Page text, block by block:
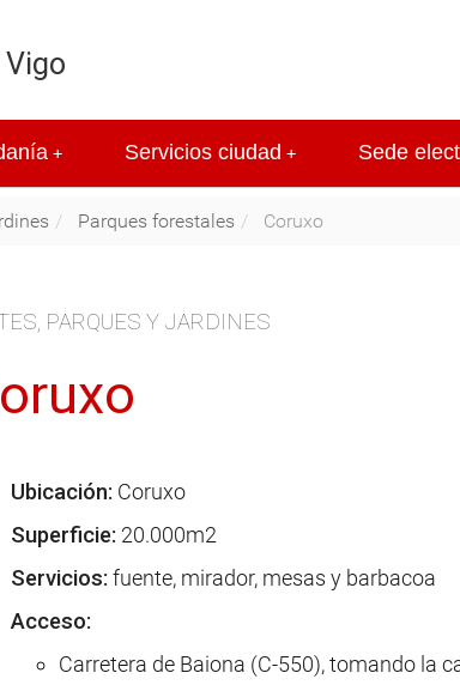
+ +
Servicios ciudad Sede
Parques forestales Coruxo
PARQUES Y JARDINES
Ubicación: Coruxo
Superficie: 20.000m2
Servicios: fuente, mirador, mesas y barbacoa
Acceso:
Carretera de Baiona (C-550), tomando la